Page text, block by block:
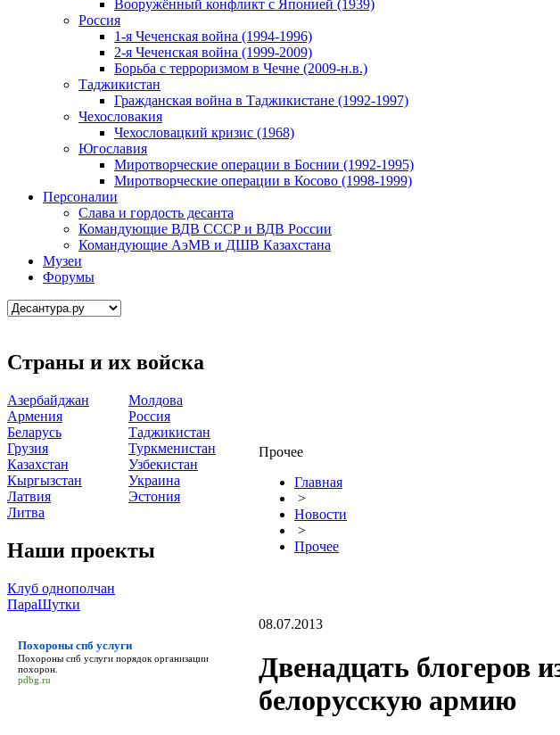
Вооружённый конфликт с Японией (1939)
Россия
1-я Чеченская война (1994-1996)
2-я Чеченская война (1999-2009)
Борьба с терроризмом в Чечне (2009-н.в.)
Таджикистан
Гражданская война в Таджикистане (1992-1997)
Чехословакия
Чехословацкий кризис (1968)
Югославия
Миротворческие операции в Боснии (1992-1995)
Миротворческие операции в Косово (1998-1999)
Персоналии
Слава и гордость десанта
Командующие ВДВ СССР и ВДВ России
Командующие АэМВ и ДШВ Казахстана
Музеи
Форумы
Страны и их войска
Азербайджан
Армения
Беларусь
Грузия
Казахстан
Кыргызстан
Латвия
Литва
Молдова
Россия
Таджикистан
Туркменистан
Узбекистан
Украина
Эстония
Наши проекты
Клуб однополчан
ПараШутки
Похороны спб услуги
Похороны спб услугипорядок организации
похорон.
pdbg.ru
Прочее
Главная
>
Новости
>
Прочее
08.07.2013
Двенадцать блогеров
белорусскую армию